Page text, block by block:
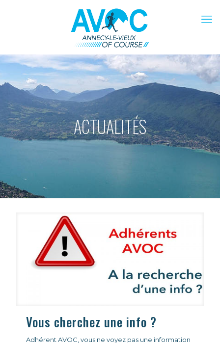
ACTUALITÉS
Vous cherchez une info ?
Adhérent AVOC, vous ne voyez pas une information